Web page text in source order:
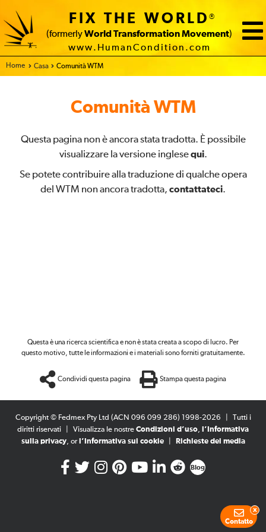
FIX THE WORLD®
(formerly World Transformation Movement)
www.HumanCondition.com
Home Casa Comunità WTM
Comunità WTM
Questa pagina non è ancora stata tradotta. È possibile
visualizzare la versione inglesequi.
Se potete contribuire alla traduzione di qualche opera
del WTM non ancora tradotta, contattateci.
Questa è una ricerca scientifica e non è stata creata a scopo di lucro. Per
questo motivo, tutte le informazioni e i materiali sono forniti gratuitamente.
Condividi questa pagina Stampa questa pagina
Copyright © Fedmex Pty Ltd (ACN 096 099 286) 1998-2026
Tutti i
diritti riservati
Visualizza le nostre Condizioni d’uso,
l’Informativa
sulla privacy, or l’Informativa sui cookie Richieste dei media
Blog
Contatto
x